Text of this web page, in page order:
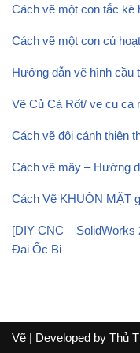
Cách vẽ một con tắc kè
Cách vẽ một con cú
Hướng dẫn vẽ hình cầu
Vẽ Củ Cà Rốt/ ve cu ca
Cách vẽ đôi cánh thiên
Cách vẽ mây – Hướng
Cách Vẽ KHUÔN MẶT
[DIY CNC – SolidWorks
Đai Ốc Bi
Vẽ | Developed by Thủ